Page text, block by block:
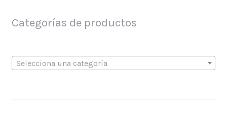
Categorías de productos
Selecciona una categoría